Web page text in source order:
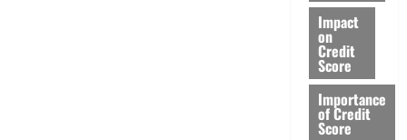
Impact
on
Credit
Score
Importance
of Credit
Score